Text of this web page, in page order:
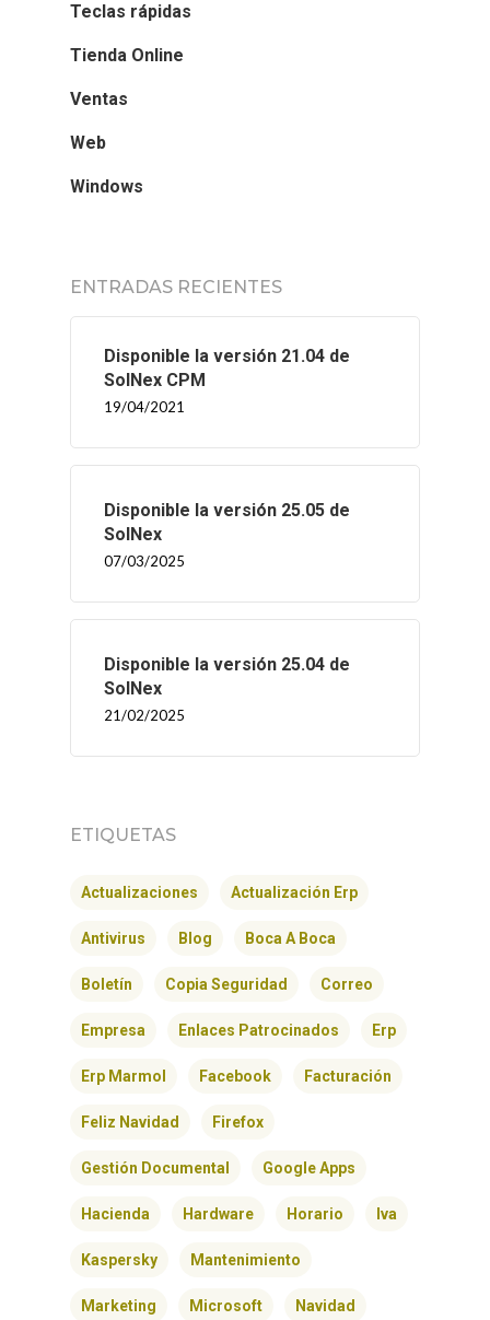
Teclas rápidas
Tienda Online
Ventas
Web
Windows
ENTRADAS RECIENTES
Disponible la versión 21.04 de
SolNex CPM
19/04/2021
Disponible la versión 25.05 de
SolNex
07/03/2025
Disponible la versión 25.04 de
SolNex
21/02/2025
ETIQUETAS
Actualizaciones Actualización Erp
Antivirus Blog Boca A Boca
Boletín Copia Seguridad Correo
Empresa Enlaces Patrocinados Erp
Erp Marmol Facebook Facturación
Feliz Navidad Firefox
Gestión Documental Google Apps
Hacienda Hardware Horario Iva
Kaspersky Mantenimiento
Marketing Microsoft Navidad